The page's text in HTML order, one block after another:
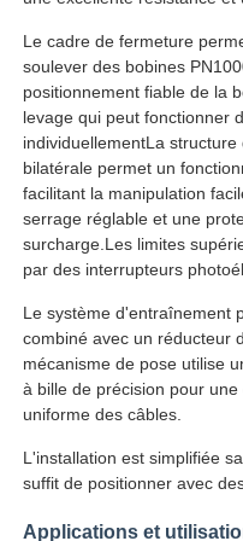
Contact
nouvelles
Tous les cas
Ligne de production
ligne d'extrusion de fil
machine de toronnage
Le cadre de fermeture
soulever des bobines
positionnement fiable de la
levage qui peut fonctionner
individuellementLa
bilatérale permet un
facilitant la manipulation
serrage réglable et une
surcharge.Les limites
par des interrupteurs
Le système d'entraînement
combiné avec un réducteur
mécanisme de pose utilise
à bille de précision pour
uniforme des câbles.
L'installation est simplifiée
suffit de positionner avec
Applications et